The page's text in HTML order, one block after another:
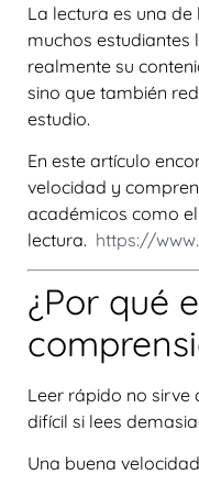
La lectura es una
muchos estudiantes
realmente su
sino que también
estudio.
En este artículo
velocidad y
académicos como
lectura. https://
¿Por qué
Leer rápido no sirve
difícil si lees
Una buena